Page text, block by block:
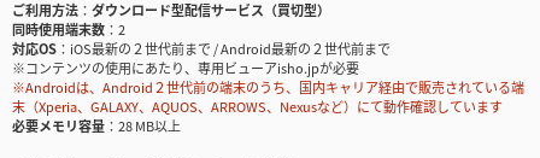
ご利用方法
ダウンロード型配信サービス（買切型）
同時使用端末数
2
対応OS
iOS最新の２世代前まで / Android最新の２世代前まで
※コンテンツの使用にあたり、専用ビューアisho.jpが必要
※Androidは、Android２世代前の端末のうち、国内キャリア経由で販売されている端
末（Xperia、GALAXY、AQUOS、ARROWS、Nexusなど）にて動作確認しています
必要メモリ容量
28 MB以上